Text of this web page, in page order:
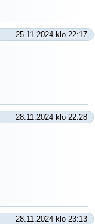
25.11.2024 klo 22:17
28.11.2024 klo 22:28
28.11.2024 klo 23:13